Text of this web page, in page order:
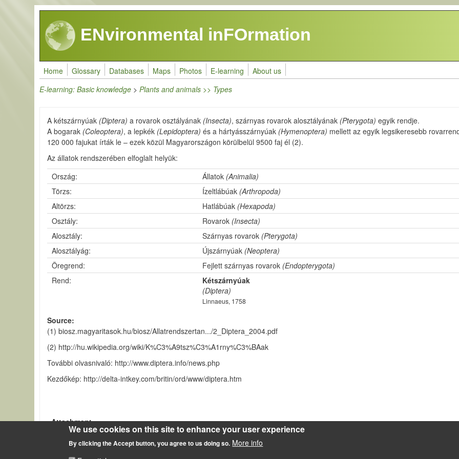
Skip to main content
ENvironmental inFOrmation
Home Glossary Databases Maps Photos E-learning About us
E-learning: Basic knowledge >Plants and animals >> Types
A kétszárnyúak (Diptera) a rovarok osztályának (Insecta), szárnyas rovarok alosztályának (Pterygota) egyik rendje.
A bogarak (Coleoptera), a lepkék (Lepidoptera) és a hártyásszárnyúak (Hymenoptera) mellett az egyik legsikeresebb
120 000 fajukat írták le – ezek közül Magyarországon körülbelül 9500 faj él (2).
Az állatok rendszerében elfoglalt helyük:
Ország:
Állatok (Animalia)
Törzs:
Ízeltlábúak (Arthropoda)
Altörzs:
Hatlábúak (Hexapoda)
Osztály:
Rovarok (Insecta)
Alosztály:
Szárnyas rovarok (Pterygota)
Alosztályág:
Újszárnyúak (Neoptera)
Öregrend:
Fejlett szárnyas rovarok (Endopterygota)
Rend:
Kétszárnyúak
(Diptera)
Linnaeus, 1758
Source
(1) biosz.magyaritasok.hu/biosz/Allatrendszertan.../2_Diptera_2004.pdf
(2) http://hu.wikipedia.org/wiki/K%C3%A9tsz%C3%A1rny%C3%BAak
További olvasnivaló: http://www.diptera.info/news.php
Kezdőkép: http://delta-intkey.com/britin/ord/www/diptera.htm
Attachment
Diptera - kétszárnyúak
We use cookies on this site to enhance your user experience
By clicking the Accept button, you agree to us doing so. More info